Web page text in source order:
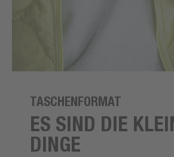
TASCHENFORMAT
ES SIND DIE
DINGE